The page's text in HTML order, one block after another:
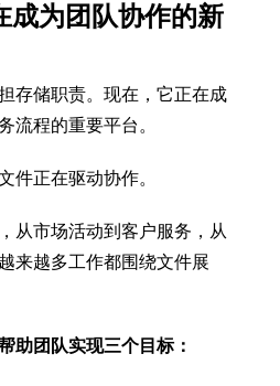
成为团队协作的新
存储职责。现在，它正在成
流程的重要平台。
件正在驱动协作。
从市场活动到客户服务，从
来越多工作都围绕文件展
助团队实现三个目标：